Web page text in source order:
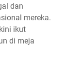
dan
mereka.
ikut
di meja